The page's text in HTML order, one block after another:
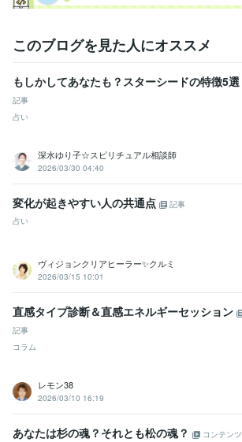
このブログを見た人にオススメ
もしかしてあなたも？スターシードの特徴5選
記事
占い
深水ゆり子☆スピリチュアル相談師
2026/03/30 04:40
変化が起きやすい人の共通点
記事
占い
ヴィジョンクリアヒーラー✨クルミ
2026/03/15 10:01
直感タイプ診断＆直感エネルギーセッション
記事
コラム
レモン38
2026/03/10 16:19
あなたは杉の魂？それとも松の魂？
コンテンツ